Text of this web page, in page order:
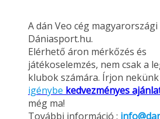
A dán Veo cég
Dániasport.hu.
Elérhető áron mérkőzés és
játékoselemzés, nem csak a
klubok számára. Írjon nekünk
igénybe kedvezményes
még ma!
További információ :